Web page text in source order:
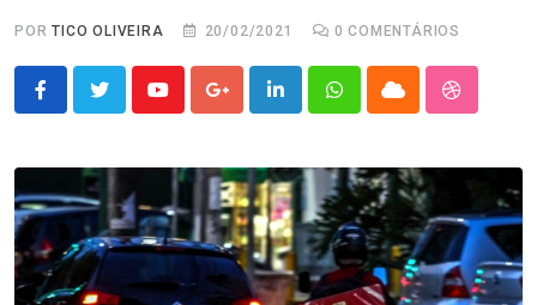
PORTICO OLIVEIRA 20/02/2021 0 COMENTÁRIOS
YoutubeGoogle+LinkedInWhatsappCloud